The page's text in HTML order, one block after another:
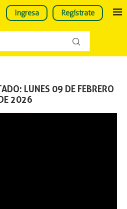
Ingresa Regístrate
LUNES 09 DE FEBRERO
2026